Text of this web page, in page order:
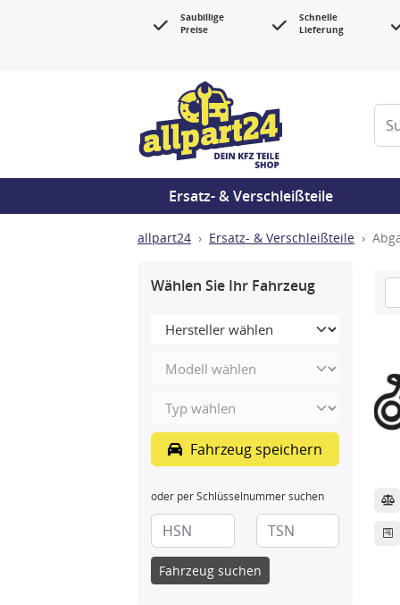
Saubillige
Preise
Schnelle
Lieferung
Ersatz- & Verschleißteile
allpart24 Ersatz- & Verschleißteile
Wählen Sie Ihr Fahrzeug
Fahrzeug speichern
oder per Schlüsselnummer suchen
Fahrzeug suchen